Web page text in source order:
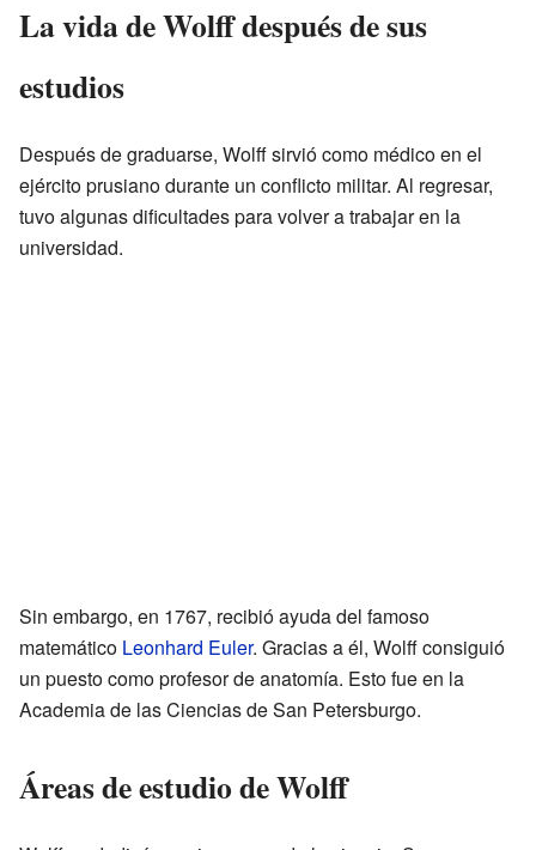
La vida de Wolff después de sus
estudios
Después de graduarse, Wolff sirvió como médico en el
ejército prusiano durante un conflicto militar. Al regresar,
tuvo algunas dificultades para volver a trabajar en la
universidad.
Sin embargo, en 1767, recibió ayuda del famoso
matemático Leonhard Euler. Gracias a él, Wolff consiguió
un puesto como profesor de anatomía. Esto fue en la
Academia de las Ciencias de San Petersburgo.
Áreas de estudio de Wolff